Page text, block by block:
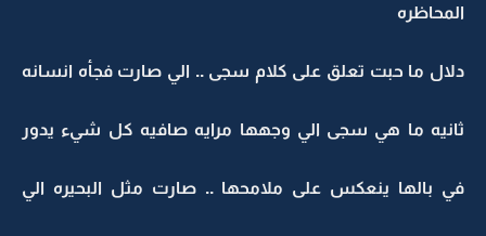
المحاظره
دلال ما حبت تعلق على كلام سجى .. الي صارت فجأه انسانه
ثانيه ما هي سجى الي وجهها مرايه صافيه كل شيء يدور
في بالها ينعكس على ملامحها .. صارت مثل البحيره الي